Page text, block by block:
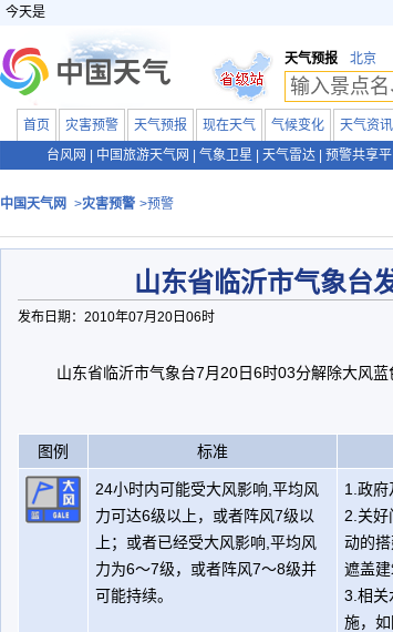
今天是
天气预报 北京
首页 灾害预警 天气预报 现在天气 气候变化 天气资讯
台风网
中国旅游天气网 气象卫星 天气雷达 预警共享
中国天气网 >灾害预警 >预警
山东省临沂市气象台
发布日期：2010年07月20日06时
山东省临沂市气象台7月20日6时03分解除大风蓝
图例 标准
24小时内可能受大风影响,平均风
力可达6级以上，或者阵风7级以
上；或者已经受大风影响,平均风
力为6～7级，或者阵风7～8级并
可能持续。
1.政府
2.关好
动的
遮盖建
3.相关
施，如